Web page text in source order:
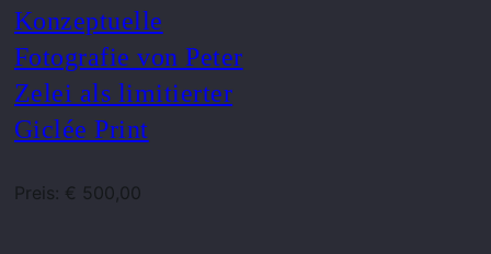
Konzeptuelle
Fotografie von Peter
Zelei als limitierter
Giclée Print
Preis: € 500,00